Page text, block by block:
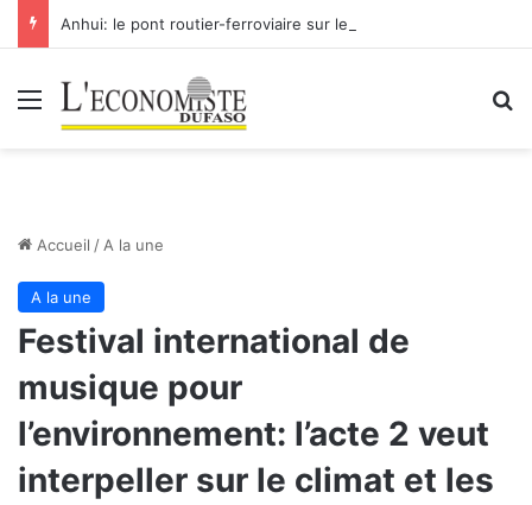
Menu
Accueil / A la une
A la une
Festival international de
musique pour
l’environnement: l’acte 2 veut
interpeller sur le climat et les